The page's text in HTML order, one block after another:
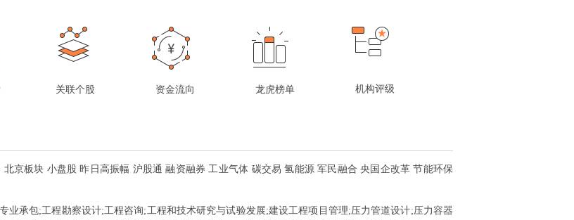
关联个股 资金流向 龙虎榜单 机构评级
京板块 小盘股 昨日高振幅 沪股通 融资融券 工业气体 碳交易 氢能源 军民融合 央国企改革 节能环保
业承包;工程勘察设计;工程咨询;工程和技术研究与试验发展;建设工程项目管理;压力管道设计;压力容器